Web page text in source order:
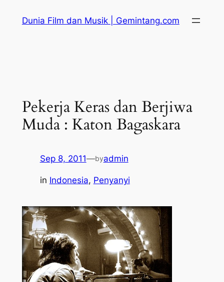
Dunia Film dan Musik | Gemintang.com
Pekerja Keras dan Berjiwa
Muda : Katon Bagaskara
Sep 8, 2011—byadmin
in Indonesia, Penyanyi